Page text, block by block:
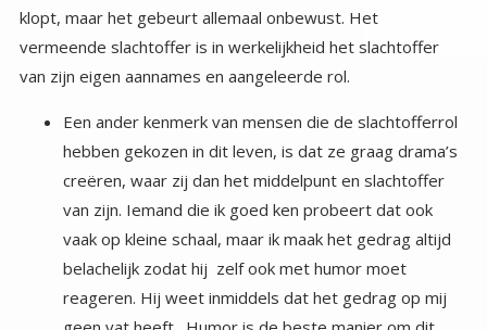
van zijn eigen aannames en aangeleerde rol.
Een ander kenmerk van mensen die de slachtofferrol
hebben gekozen in dit leven, is dat ze graag drama’s
creëren, waar zij dan het middelpunt en slachtoffer
van zijn. Iemand die ik goed ken probeert dat ook
vaak op kleine schaal, maar ik maak het gedrag altijd
belachelijk zodat hij zelf ook met humor moet
reageren. Hij weet inmiddels dat het gedrag op mij
geen vat heeft. Humor is de beste manier om dit
destructieve gedrag te doorbreken. We lachen er
meestal hartelijk om en het leuke daarvan is, dat hij
het daardoor naar mij bijna alleen nog als grapje